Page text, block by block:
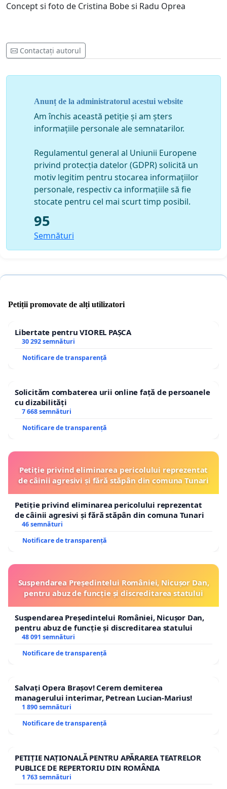
Concept si foto de Cristina Bobe si Radu Oprea
Contactați autorul
Anunț de la administratorul acestui website
Am închis această petiție și am șters
informațiile personale ale semnatarilor.
Regulamentul general al Uniunii Europene
privind protecția datelor (GDPR) solicită un
motiv legitim pentru stocarea informațiilor
personale, respectiv ca informațiile să fie
stocate pentru cel mai scurt timp posibil.
95
Semnături
Petiții promovate de alți utilizatori
Libertate pentru VIOREL PAȘCA
30 292 semnături
Notificare de transparență
Solicităm combaterea urii online față de persoanele
cu dizabilități
7 668 semnături
Notificare de transparență
Petiție privind eliminarea pericolului reprezentat
de câinii agresivi și fără stăpân din comuna Tunari
Petiție privind eliminarea pericolului reprezentat
de câinii agresivi și fără stăpân din comuna Tunari
46 semnături
Notificare de transparență
Suspendarea Președintelui României, Nicușor Dan,
pentru abuz de funcție și discreditarea statului
Suspendarea Președintelui României, Nicușor Dan,
pentru abuz de funcție și discreditarea statului
48 091 semnături
Notificare de transparență
Salvați Opera Brașov! Cerem demiterea
managerului interimar, Petrean Lucian-Marius!
1 890 semnături
Notificare de transparență
PETIȚIE NAȚIONALĂ PENTRU APĂRAREA TEATRELOR
PUBLICE DE REPERTORIU DIN ROMÂNIA
1 763 semnături